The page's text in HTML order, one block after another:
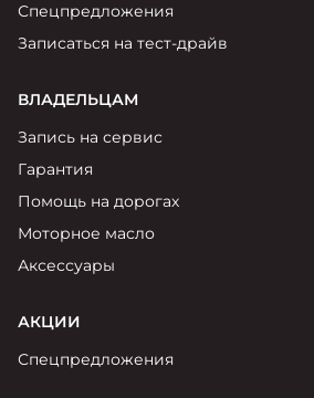
Спецпредложения
Записаться на тест-драйв
ВЛАДЕЛЬЦАМ
Запись на сервис
Гарантия
Помощь на дорогах
Моторное масло
Аксессуары
АКЦИИ
Спецпредложения